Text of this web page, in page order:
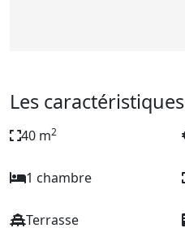
Les caractéristiques
40 m2
1 chambre
Terrasse